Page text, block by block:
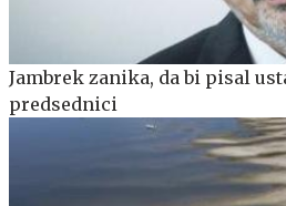
Jambrek zanika, da bi pisal
predsednici